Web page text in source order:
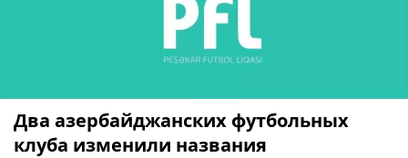
Два азербайджанских футбольных
клуба изменили названия